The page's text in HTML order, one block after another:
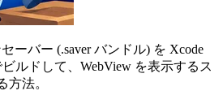
ーバー (.saver バンドル) を Xcode
ルドして、WebView を表示するス
方法。